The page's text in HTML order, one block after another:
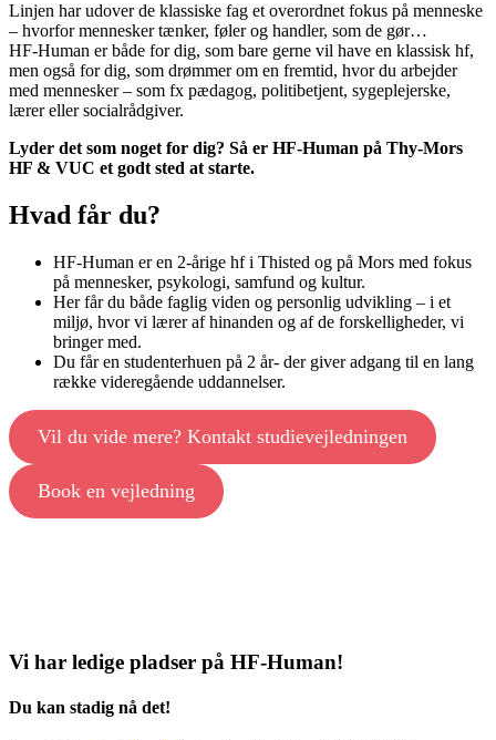
Linjen har udover de klassiske fag et overordnet fokus på menneske
– hvorfor mennesker tænker, føler og handler, som de gør…
HF-Human er både for dig, som bare gerne vil have en klassisk hf,
men også for dig, som drømmer om en fremtid, hvor du arbejder
med mennesker – som fx pædagog, politibetjent, sygeplejerske,
lærer eller socialrådgiver.
Lyder det som noget for dig? Så er HF‑Human på Thy‑Mors
HF & VUC et godt sted at starte.
Hvad får du?
HF‑Human er en 2‑årige hf i Thisted og på Mors med fokus
på mennesker, psykologi, samfund og kultur.
Her får du både faglig viden og personlig udvikling – i et
miljø, hvor vi lærer af hinanden og af de forskelligheder, vi
bringer med.
Du får en studenterhuen på 2 år- der giver adgang til en lang
række videregående uddannelser.
Vil du vide mere? Kontakt studievejledningen
Book en vejledning
Vi har ledige pladser på HF-Human!
Du kan stadig nå det!